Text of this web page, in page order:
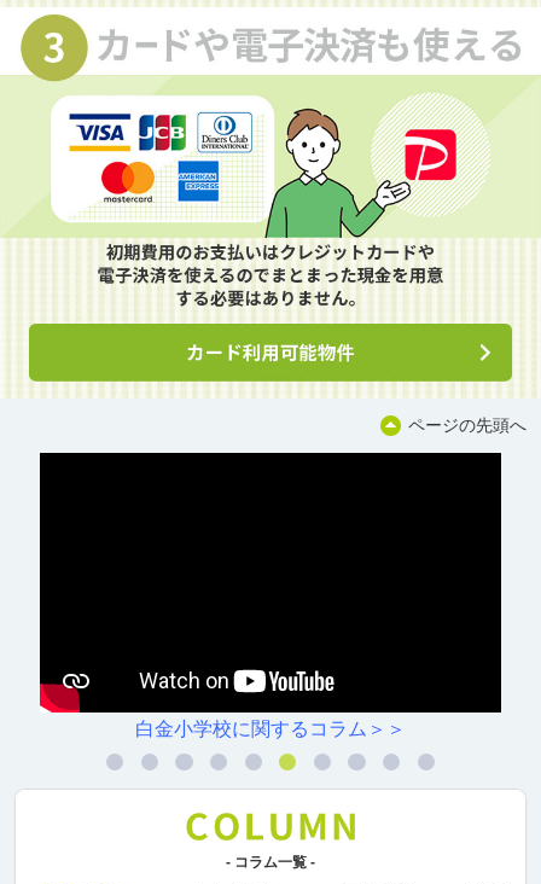
ページの先頭へ
白金小学校に関するコラム＞＞
- コラム一覧 -